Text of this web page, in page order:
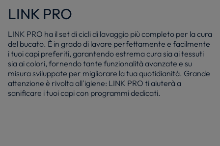
LINK PRO
LINK PRO ha il set di cicli di lavaggio più completo per la cura
del bucato. È in grado di lavare perfettamente e facilmente
i tuoi capi preferiti, garantendo estrema cura sia ai tessuti
sia ai colori, fornendo tante funzionalità avanzate e su
misura sviluppate per migliorare la tua quotidianità. Grande
attenzione è rivolta all'igiene: LINK PRO ti aiuterà a
sanificare i tuoi capi con programmi dedicati.